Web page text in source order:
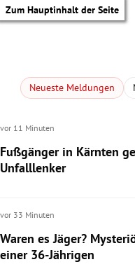
Zum Hauptinhalt der Seite
Neueste Meldungen
vor 11 Minuten
Fußgänger in Kärnten
Unfalllenker
vor 33 Minuten
Waren es Jäger?
einer 36-Jährigen